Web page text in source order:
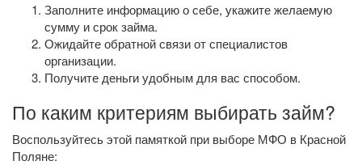
Заполните информацию о себе, укажите желаемую
сумму и срок займа.
Ожидайте обратной связи от специалистов
организации.
Получите деньги удобным для вас способом.
По каким критериям выбирать займ?
Воспользуйтесь этой памяткой при выборе МФО в Красной
Поляне: